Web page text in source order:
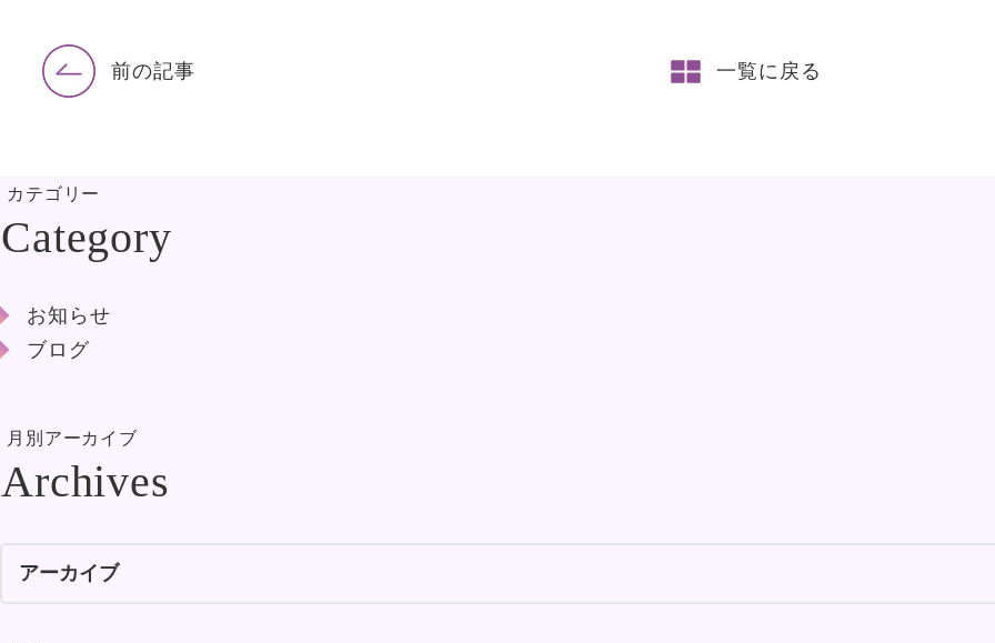
前の記事 一覧に戻る
カテゴリー
お知らせ
ブログ
月別アーカイブ